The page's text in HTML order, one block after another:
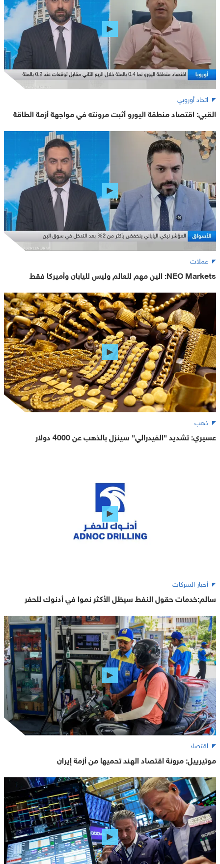
اتحاد أوروبي
القبي: اقتصاد منطقة اليورو أثبت مرونته في مواجهة أزمة الطاقة
عملات
NEO Markets: الين مهم للعالم وليس لليابان وأميركا فقط
ذهب
عسيري: تشديد "الفيدرالي" سينزل بالذهب عن 4000 دولار
أخبار الشركات
سالم:خدمات حقول النفط سيظل الأكثر نموا في أدنوك للحفر
اقتصاد
موتيرييل: مرونة اقتصاد الهند تحميها من أزمة إيران